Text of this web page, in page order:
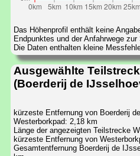
Das Höhenprofil enthält keine
Endpunktes und der Anfahrwege zur
Die Daten enthalten kleine
Ausgewählte
(Boerderij de
kürzeste Entfernung von Boerderij
Westerborkpad: 2,18 km
Länge der angezeigten Teilstrecke
kürzeste Entfernung von
Gesamtentfernung Boerderij de